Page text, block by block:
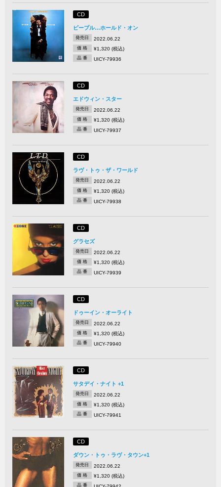
CD
ピープル…ホールド・オン
発売日 2022.06.22
価 格 ¥1,320 (税込)
品 番 UICY-79936
CD
エドウィン・スター
発売日 2022.06.22
価 格 ¥1,320 (税込)
品 番 UICY-79937
CD
ラヴ・トゥ・ザ・ワールド
発売日 2022.06.22
価 格 ¥1,320 (税込)
品 番 UICY-79938
CD
グラセズ
発売日 2022.06.22
価 格 ¥1,320 (税込)
品 番 UICY-79939
CD
ドゥーイン・オーライト
発売日 2022.06.22
価 格 ¥1,320 (税込)
品 番 UICY-79940
CD
サタデイ・ナイト +1
発売日 2022.06.22
価 格 ¥1,320 (税込)
品 番 UICY-79941
CD
ダウン・トゥ・ラヴ・タウン+1
発売日 2022.06.22
価 格 ¥1,320 (税込)
品 番